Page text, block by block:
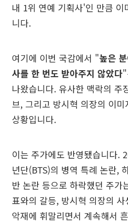
내 1위 연예 기획사'인 만큼 이
니다.
여기에 이번 국감에서 "높은
사를 한 번도 받아주지 않았다
나왔습니다. 유사한 맥락의 주
브, 그리고 방시혁 의장의 이
상황입니다.
이는 주가에도 반영됐습니다.
년단(BTS)의 병역 특례 논란,
반 논란 등으로 하락했던 주가
표와의 갈등, 방시혁 의장의
악재에 휘말리면서 계속해서